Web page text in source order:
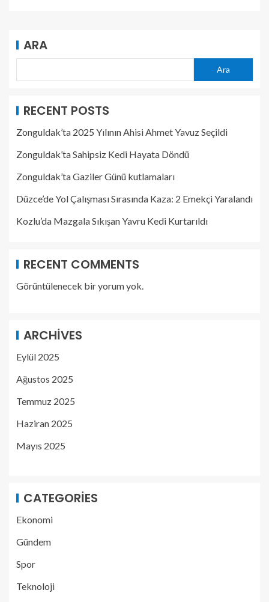
ARA
Ara
RECENT POSTS
Zonguldak’ta 2025 Yılının Ahisi Ahmet Yavuz Seçildi
Zonguldak’ta Sahipsiz Kedi Hayata Döndü
Zonguldak’ta Gaziler Günü kutlamaları
Düzce’de Yol Çalışması Sırasında Kaza: 2 Emekçi Yaralandı
Kozlu’da Mazgala Sıkışan Yavru Kedi Kurtarıldı
RECENT COMMENTS
Görüntülenecek bir yorum yok.
ARCHIVES
Eylül 2025
Ağustos 2025
Temmuz 2025
Haziran 2025
Mayıs 2025
CATEGORIES
Ekonomi
Gündem
Spor
Teknoloji